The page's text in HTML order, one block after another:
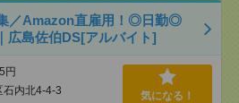
／Amazon直雇用！◎日勤◎
広島佐伯DS[アルバイト]
円
石内北4-4-3 気になる！